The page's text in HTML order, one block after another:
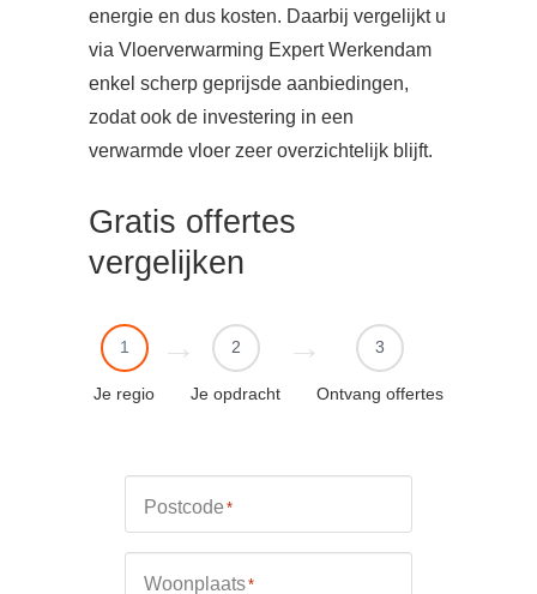
energie en dus kosten. Daarbij vergelijkt u
via Vloerverwarming Expert Werkendam
enkel scherp geprijsde aanbiedingen,
zodat ook de investering in een
verwarmde vloer zeer overzichtelijk blijft.
Gratis offertes
vergelijken
1
Je regio
2
Je opdracht
3
Ontvang offertes
Postcode *
Woonplaats*